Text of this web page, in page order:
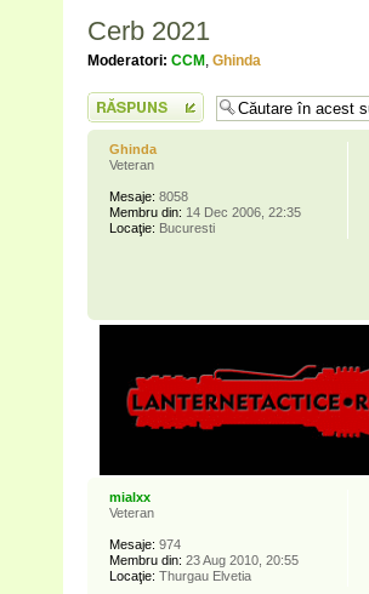
Cerb 2021
Moderatori: CCM , Ghinda
Scrie un răspuns
Ghinda
Veteran
Mesaje: 8058
Membru din: 14 Dec 2006, 22:35
Locaţie: Bucuresti
mialxx
Veteran
Mesaje: 974
Membru din: 23 Aug 2010, 20:55
Locaţie: Thurgau Elvetia